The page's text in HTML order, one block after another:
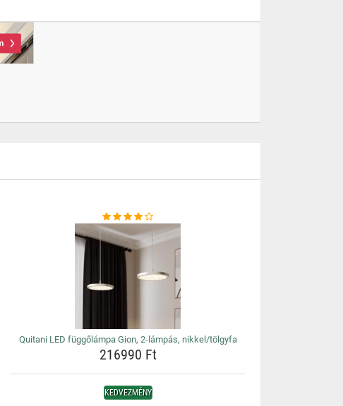
Quitani LED függőlámpa Gion, 2-lámpás, nikkel/tölgyfa
216990 Ft
KEDVEZMÉNY